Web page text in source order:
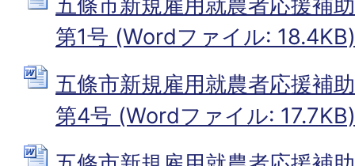
五條市新規雇用就農者応援補
第1号 (Wordファイル: 18.4KB)
五條市新規雇用就農者応援補
第4号 (Wordファイル: 17.7KB)